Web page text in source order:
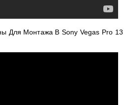
Для Монтажа В Sony Vegas Pro 13